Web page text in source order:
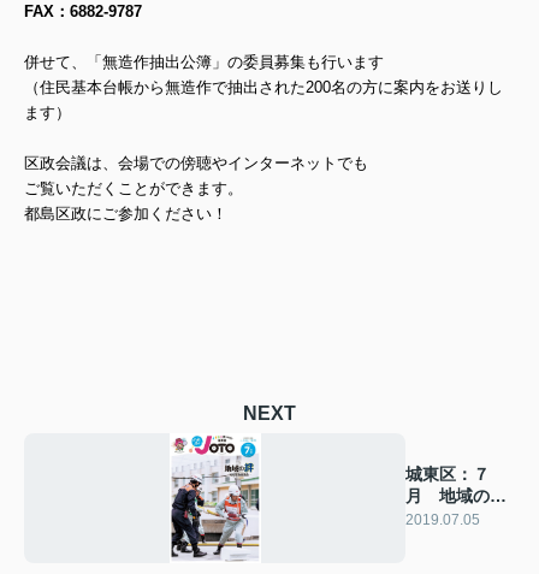
FAX：6882-9787
併せて、「無造作抽出公簿」の委員募集も行います
（住民基本台帳から無造作で抽出された200名の方に案内をお送りし
ます）
区政会議は、会場での傍聴やインターネットでも
ご覧いただくことができます。
都島区政にご参加ください！
NEXT
城東区：７
月 地域の絆-
地域活動協議
2019.07.05